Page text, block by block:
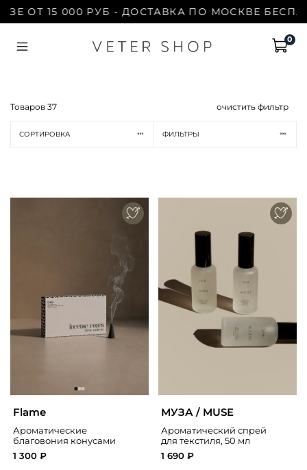
000 РУБ - ДОСТАВКА ПО МОСКВЕ БЕСПЛАТНО
0
Товаров 37 очистить фильтр
СОРТИРОВКА ФИЛЬТРЫ
Flame
Ароматические
благовония конусами
1 300 ₽
МУЗА / MUSE
Ароматический спрей
для текстиля, 50 мл
1 690 ₽